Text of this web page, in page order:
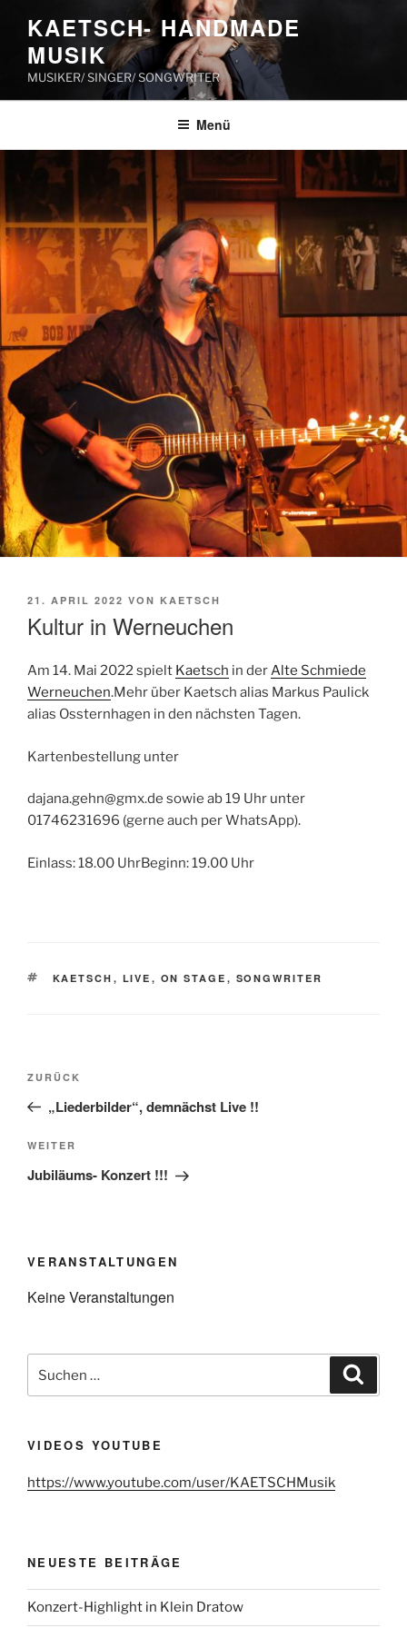
Inhalt
springen
KAETSCH- HANDMADE
MUSIK
MUSIKER/ SINGER/ SONGWRITER
Menü
VERÖFFENTLICHT
21. APRIL 2022 VON KAETSCH
Kultur in Werneuchen
Am 14. Mai 2022 spielt Kaetsch in derAlte Schmiede
Werneuchen.Mehr über Kaetsch alias Markus Paulick
alias Ossternhagen in den nächsten Tagen.
Kartenbestellung unter
dajana.gehn@gmx.de sowie ab 19 Uhr unter
01746231696 (gerne auch per WhatsApp).
Einlass: 18.00 UhrBeginn: 19.00 Uhr
SCHLAGWÖRTER
KAETSCH , LIVE , ON STAGE , SONGWRITER
Beitragsnavigation
Vorheriger
Beitrag
ZURÜCK
„Liederbilder“, demnächst Live !!
Nächster
Beitrag
WEITER
Jubiläums- Konzert !!!
VERANSTALTUNGEN
Keine Veranstaltungen
nach:
VIDEOS YOUTUBE
https://www.youtube.com/user/KAETSCHMusik
NEUESTE BEITRÄGE
Konzert-Highlight in Klein Dratow